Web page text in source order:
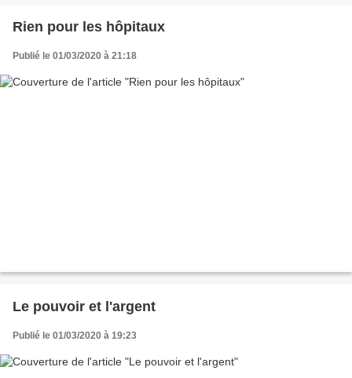
Rien pour les hôpitaux
Publié le 01/03/2020 à 21:18
Le pouvoir et l'argent
Publié le 01/03/2020 à 19:23